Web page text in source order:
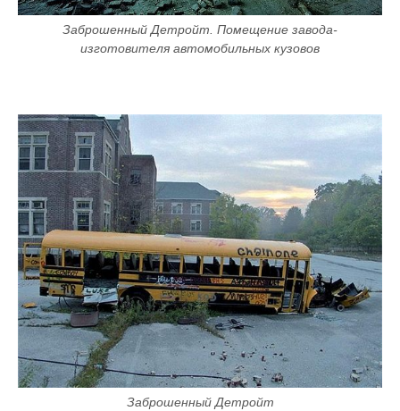
Заброшенный Детройт. Помещение завода-
изготовителя автомобильных кузовов
Заброшенный Детройт